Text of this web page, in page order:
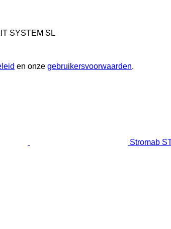
SYSTEM SL
en onze gebruikersvoorwaarden.
Stromab